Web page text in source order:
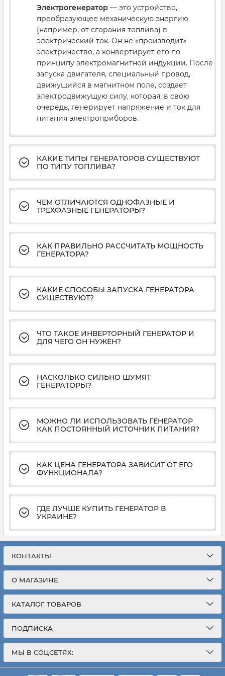
Электрогенератор — это устройство,
преобразующее механическую энергию
(например, от сгорания топлива) в
электрический ток. Он не «производит»
электричество, а конвертирует его по
принципу электромагнитной индукции. После
запуска двигателя, специальный провод,
движущийся в магнитном поле, создает
электродвижущую силу, которая, в свою
очередь, генерирует напряжение и ток для
питания электроприборов.
КАКИЕ ТИПЫ ГЕНЕРАТОРОВ СУЩЕСТВУЮТ
ПО ТИПУ ТОПЛИВА?
ЧЕМ ОТЛИЧАЮТСЯ ОДНОФАЗНЫЕ И
ТРЕХФАЗНЫЕ ГЕНЕРАТОРЫ?
КАК ПРАВИЛЬНО РАССЧИТАТЬ МОЩНОСТЬ
ГЕНЕРАТОРА?
КАКИЕ СПОСОБЫ ЗАПУСКА ГЕНЕРАТОРА
СУЩЕСТВУЮТ?
ЧТО ТАКОЕ ИНВЕРТОРНЫЙ ГЕНЕРАТОР И
ДЛЯ ЧЕГО ОН НУЖЕН?
НАСКОЛЬКО СИЛЬНО ШУМЯТ
ГЕНЕРАТОРЫ?
МОЖНО ЛИ ИСПОЛЬЗОВАТЬ ГЕНЕРАТОР
КАК ПОСТОЯННЫЙ ИСТОЧНИК ПИТАНИЯ?
КАК ЦЕНА ГЕНЕРАТОРА ЗАВИСИТ ОТ ЕГО
ФУНКЦИОНАЛА?
ГДЕ ЛУЧШЕ КУПИТЬ ГЕНЕРАТОР В
УКРАИНЕ?
КОНТАКТЫ
О МАГАЗИНЕ
КАТАЛОГ ТОВАРОВ
ПОДПИСКА
МЫ В СОЦСЕТЯХ: